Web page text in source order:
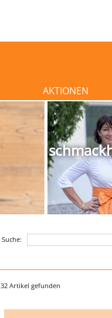
AKTIONEN
Suche:
32 Artikel gefunden